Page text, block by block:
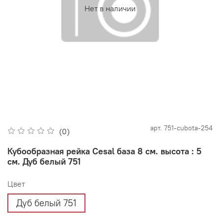
Нет в наличии
(0) арт. 751-cubota-254
Кубообразная рейка Cesal база 8 см. высота : 5
см. Дуб белый 751
Цвет
Дуб белый 751